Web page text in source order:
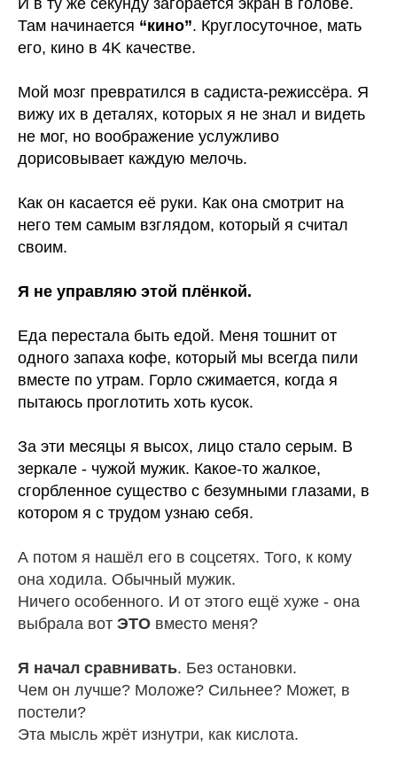
И в ту же секунду загорается экран в голове.
Там начинается “кино”. Круглосуточное, мать
его, кино в 4K качестве.
Мой мозг превратился в садиста-режиссёра. Я
вижу их в деталях, которых я не знал и видеть
не мог, но воображение услужливо
дорисовывает каждую мелочь.
Как он касается её руки. Как она смотрит на
него тем самым взглядом, который я считал
своим.
Я не управляю этой плёнкой.
Еда перестала быть едой. Меня тошнит от
одного запаха кофе, который мы всегда пили
вместе по утрам. Горло сжимается, когда я
пытаюсь проглотить хоть кусок.
За эти месяцы я высох, лицо стало серым. В
зеркале - чужой мужик. Какое-то жалкое,
сгорбленное существо с безумными глазами, в
котором я с трудом узнаю себя.
А потом я нашёл его в соцсетях. Того, к кому
она ходила. Обычный мужик.
Ничего особенного. И от этого ещё хуже - она
выбрала вот ЭТО вместо меня?
Я начал сравнивать. Без остановки.
Чем он лучше? Моложе? Сильнее? Может, в
постели?
Эта мысль жрёт изнутри, как кислота.